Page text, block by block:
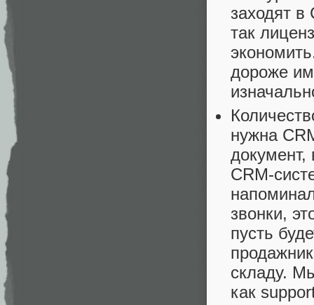
заходят
так
дороже
нужна
документ,
CRM-
звонки,
пусть
складу.
как